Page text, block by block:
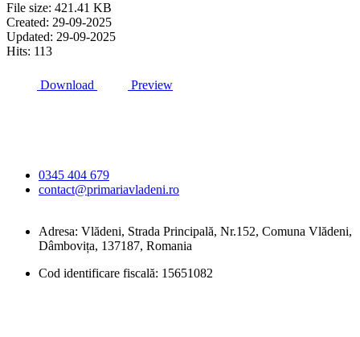
File size: 421.41 KB
Created: 29-09-2025
Updated: 29-09-2025
Hits: 113
Download Preview
0345 404 679
contact@primariavladeni.ro
Adresa: Vlădeni, Strada Principală, Nr.152, Comuna Vlădeni,
Dâmbovița, 137187, Romania
Cod identificare fiscală: 15651082